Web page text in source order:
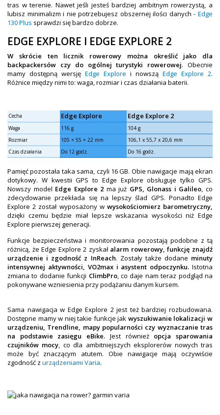
tras w terenie. Nawet jeśli jesteś bardziej ambitnym rowerzystą, a
lubisz minimalizm i nie potrzebujesz obszernej ilości danych - Edge
130 Plus sprawdzi się bardzo dobrze.
EDGE EXPLORE I EDGE EXPLORE 2
W skrócie ten licznik rowerowy można określić jako dla
backpackersów czy do ogólnej turystyki rowerowej. Obecnie
mamy dostępną wersję Edge Explore i nowszą Edge Explore 2.
Różnice między nimi to: waga, rozmiar i czas działania baterii.
Cecha Edge Explore Edge Explore 2
Waga 116 g
104 g
Rozmiar
105 × 55 × 22 mm
106,1 x 55,7 x 20,6 mm
Czas działania
Do 12 godz. Do 16 godz.
Pamięć pozostała taka sama, czyli 16 GB. Obie nawigacje mają ekran
dotykowy. W kwestii GPS to Edge Explore obsługuje tylko GPS.
Nowszy model Edge Explore 2 ma już GPS, Glonass i Galileo, co
zdecydowanie przekłada się na lepszy ślad GPS. Ponadto Edge
Explore 2 został wyposażony w wysokościomierz barometryczny,
dzięki czemu będzie miał lepsze wskazania wysokości niż Edge
Explore pierwszej generacji.
Funkcje bezpieczeństwa i monitorowania pozostają podobne z tą
różnicą, że Edge Explore 2 zyskał alarm rowerowy, funkcję znajdź
urządzenie i zgodność z InReach. Zostały także dodane minuty
intensywnej aktywności, VO2max i asystent odpoczynku. Istotna
zmiana to dodanie funkcji ClimbPro, co daje nam teraz podgląd na
pokonywane wzniesienia przy podążaniu danym kursem.
Sama nawigacja w Edge Explore 2 jest też bardziej rozbudowana.
Dostępne mamy w niej takie funkcje jak wyszukiwanie lokalizacji w
urządzeniu, Trendline, mapy popularności czy wyznaczanie tras
na podstawie zasięgu eBike. Jest również opcja sparowania
czujników mocy, co dla ambitniejszych eksplorerów nowych tras
może być znaczącym atutem. Obie nawigacje mają oczywiście
zgodność z urządzeniami Varia.